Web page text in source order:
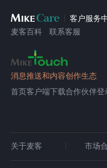
客户服务
麦客百科
联系客服
消息推送和内容创作生态
首页客户端下载合作伙伴登
关于麦客 市场